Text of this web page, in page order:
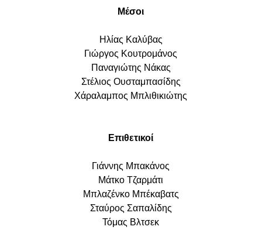
Μέσοι
Ηλίας Καλύβας
Γιώργος Κουτρομάνος
Παναγιώτης Νάκας
Στέλιος Ουσταμπασίδης
Χάραλαμπος Μπλιθικιώτης
Επιθετικοί
Γιάννης Μπακάνος
Μάτκο Τζαρμάτι
Μπλαζένκο Μπέκαβατς
Σταύρος Σαπαλίδης
Τόμας Βλτσεκ